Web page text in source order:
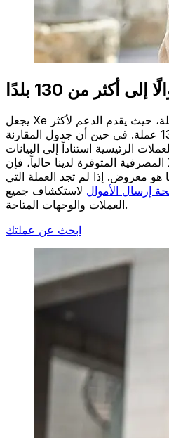
أكثر من 130 بلدًا
يجعل Xe التحويلات المالية الدولية سهلة، حيث يقدم الدعم لأكثر
من 190 دولة وأكثر من 130 عملة. في حين أن جدول المقارنة
الرئيسية استناداً إلى البيانات
المصرفية المتوفرة لدينا حالياً، فإن Xe يوفر نطاقاً أوسع بكثير من
هو معروض. إذا لم تجد العملة التي
إرسال الأموال لاستكشاف جميع
العملات والوجهات المتاحة.
ابحث عن عملتك